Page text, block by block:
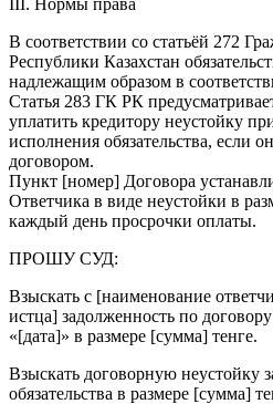
В соответствии со статьёй 272
Республики Казахстан
надлежащим образом в
Статья 283 ГК РК
уплатить кредитору неустойку
исполнения обязательства, если
договором.
Пункт [номер] Договора
Ответчика в виде неустойки в
каждый день просрочки оплаты.
ПРОШУ СУД:
Взыскать с [наименование
истца] задолженность по
«[дата]» в размере [сумма] тенге.
Взыскать договорную неустойку
обязательства в размере [сумма]